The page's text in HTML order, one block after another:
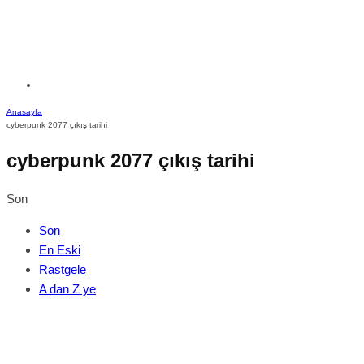
Anasayfa
cyberpunk 2077 çıkış tarihi
cyberpunk 2077 çıkış tarihi
Son
Son
En Eski
Rastgele
A dan Z ye